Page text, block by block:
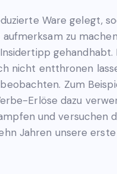
Ware gelegt,
zu
gehandhabt.
nicht entthronen
Zum
Erlöse dazu
und versuchen
Jahren unsere